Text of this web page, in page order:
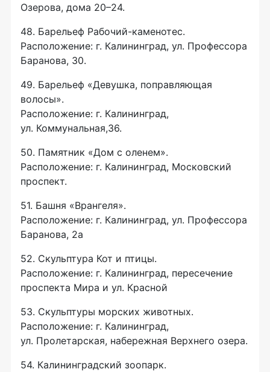
Озерова, дома 20–24.
48. Барельеф Рабочий-каменотес.
Расположение: г. Калининград, ул. Профессора
Баранова, 30.
49. Барельеф «Девушка, поправляющая
волосы».
Расположение: г. Калининград,
ул. Коммунальная,36.
50. Памятник «Дом с оленем».
Расположение: г. Калининград, Московский
проспект.
51. Башня «Врангеля».
Расположение: г. Калининград, ул. Профессора
Баранова, 2а
52. Скульптура Кот и птицы.
Расположение: г. Калининград, пересечение
проспекта Мира и ул. Красной
53. Скульптуры морских животных.
Расположение: г. Калининград,
ул. Пролетарская, набережная Верхнего озера.
54. Калининградский зоопарк.